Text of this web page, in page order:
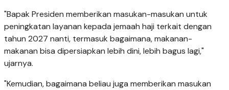
"Bapak Presiden memberikan masukan-masukan untuk
peningkatan layanan kepada jemaah haji terkait dengan
tahun 2027 nanti, termasuk bagaimana, makanan-
makanan bisa dipersiapkan lebih dini, lebih bagus lagi,"
ujarnya.
"Kemudian, bagaimana beliau juga memberikan masukan